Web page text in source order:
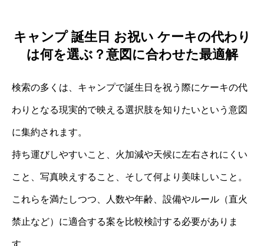
キャンプ 誕生日 お祝い ケーキの代わり
は何を選ぶ？意図に合わせた最適解
検索の多くは、キャンプで誕生日を祝う際にケーキの代
わりとなる現実的で映える選択肢を知りたいという意図
に集約されます。
持ち運びしやすいこと、火加減や天候に左右されにくい
こと、写真映えすること、そして何より美味しいこと。
これらを満たしつつ、人数や年齢、設備やルール（直火
禁止など）に適合する案を比較検討する必要がありま
す。